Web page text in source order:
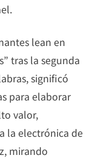
lean en
tras la segunda
significó
para elaborar
valor,
la electrónica de
mirando